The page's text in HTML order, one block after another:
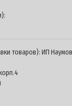
товаров): ИП Наумов